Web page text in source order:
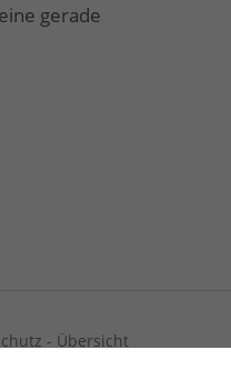
gerade
- Übersicht